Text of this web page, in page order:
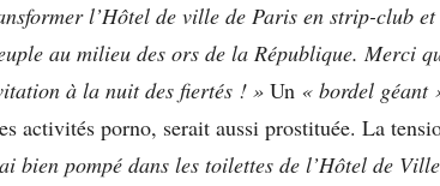
l’Hôtel de ville de Paris en strip-club
au milieu des ors de la République. Merci
à la nuit des fiertés ! » Un « bordel géant
activités porno, serait aussi prostituée. La
bien pompé dans les toilettes de l’Hôtel de